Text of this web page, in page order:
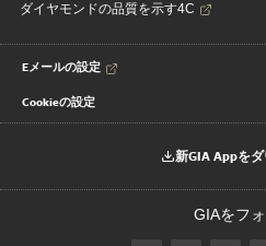
ダイヤモンドの品質を示す4C
Eメールの設定
Cookieの設定
新GIA Appを
GIAをフ